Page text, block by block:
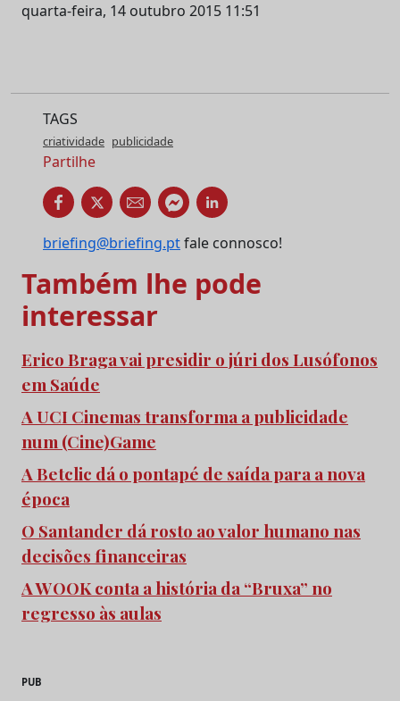
quarta-feira, 14 outubro 2015 11:51
TAGS
criatividade publicidade
Partilhe
briefing@briefing.ptfale connosco!
Também lhe pode
interessar
Erico Braga vai presidir o júri dos Lusófonos
em Saúde
A UCI Cinemas transforma a publicidade
num (Cine)Game
A Betclic dá o pontapé de saída para a nova
época
O Santander dá rosto ao valor humano nas
decisões financeiras
A WOOK conta a história da “Bruxa” no
regresso às aulas
PUB